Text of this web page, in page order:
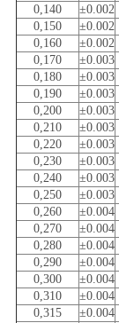
0,140
±0.002
0,150
±0.002
0,160
±0.002
0,170
±0.003
0,180
±0.003
0,190
±0.003
0,200
±0.003
0,210
±0.003
0,220
±0.003
0,230
±0.003
0,240
±0.003
0,250
±0.003
0,260
±0.004
0,270
±0.004
0,280
±0.004
0,290
±0.004
0,300
±0.004
0,310
±0.004
0,315
±0.004